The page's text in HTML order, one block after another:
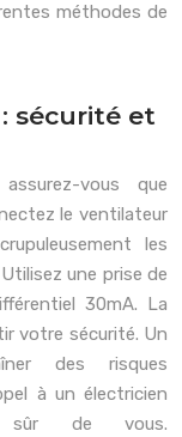
sécurité et
vous que
le ventilateur
les
une prise de
30mA. La
votre sécurité. Un
des risques
à un électricien
sûr de vous.